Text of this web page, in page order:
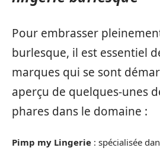
Pour embrasser
burlesque, il est essentiel
marques qui se sont
aperçu de quelques-unes
phares dans le domaine :
Pimp my Lingerie : spécialisée